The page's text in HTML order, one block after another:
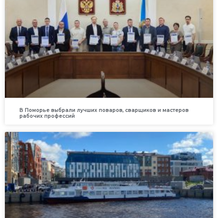
В Поморье выбрали лучших поваров, сварщиков и мастеров
рабочих профессий